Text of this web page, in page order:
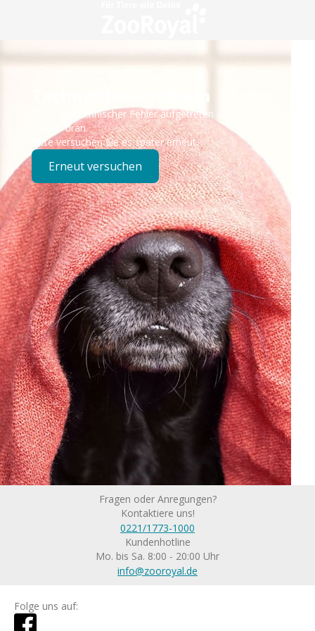
Technisches Problem
Es ist ein technischer Fehler aufgetreten – wir sind
bereits dran.
Bitte versuchen Sie es später erneut.
Erneut versuchen
Fragen oder Anregungen?
Kontaktiere uns!
0221/1773-1000
Kundenhotline
Mo. bis Sa. 8:00 - 20:00 Uhr
info@zooroyal.de
Folge uns auf: